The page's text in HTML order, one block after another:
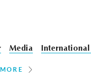
Media International